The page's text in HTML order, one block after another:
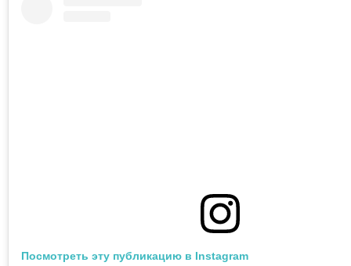
Посмотреть эту публикацию в Instagram